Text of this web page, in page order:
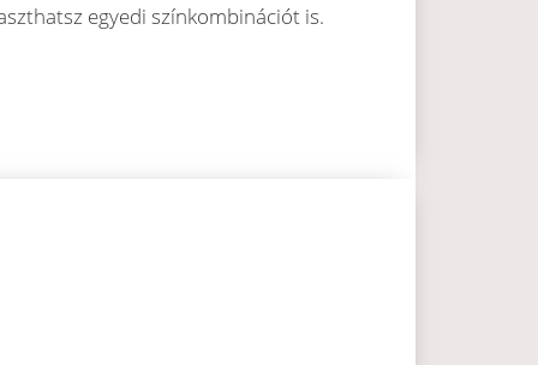
egyedi színkombinációt is.